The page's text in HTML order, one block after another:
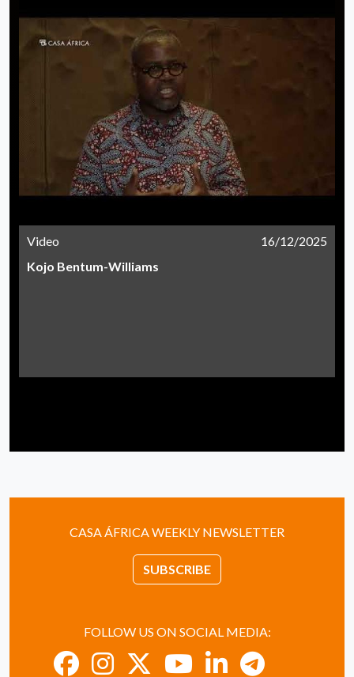
Video
16/12/2025
Kojo Bentum-Williams
CASA ÁFRICA WEEKLY NEWSLETTER
SUBSCRIBE
FOLLOW US ON SOCIAL MEDIA: